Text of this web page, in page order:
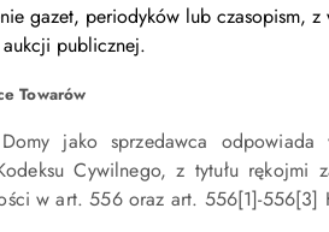
gazet, periodyków lub czasopism,
publicznej.
Towarów
jako sprzedawca
Cywilnego, z tytułu rękojmi
w art. 556 oraz art. 556[1]-556[3]